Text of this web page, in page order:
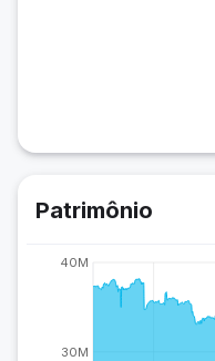
Patrimônio
30M
40M